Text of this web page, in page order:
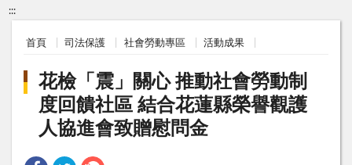
:::
首頁 司法保護 社會勞動專區 活動成果
花檢「震」關心 推動社會勞動制
度回饋社區 結合花蓮縣榮譽觀護
人協進會致贈慰問金